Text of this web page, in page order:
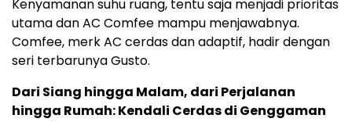
Kenyamanan suhu ruang, tentu saja menjadi prioritas
utama dan AC Comfee mampu menjawabnya.
Comfee, merk AC cerdas dan adaptif, hadir dengan
seri terbarunya Gusto.
Dari Siang hingga Malam, dari Perjalanan
hingga Rumah: Kendali Cerdas di Genggaman